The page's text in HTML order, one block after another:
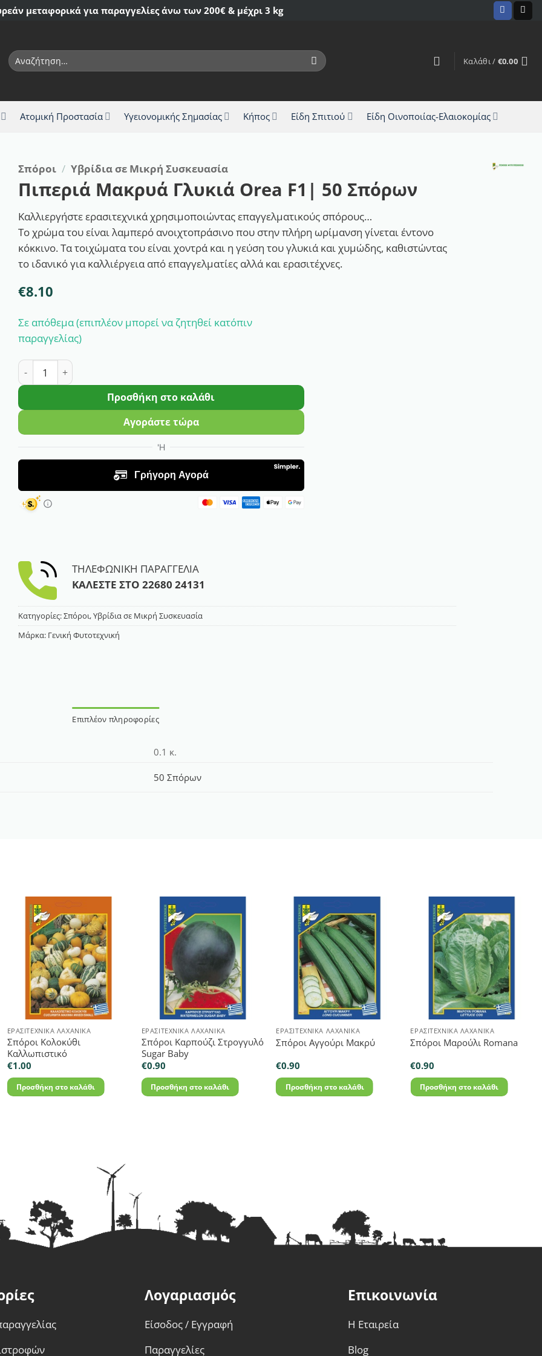
μεταφορικά για παραγγελίες άνω των 200€ & μέχρι 3 kg
Αναζήτηση
για:
Καλάθι / €0.00
Ατομική Προστασία Υγειονομικής Σημασίας Κήπος Είδη Σπιτιού Είδη Οινοποιίας-Ελαιοκομίας
Σπόροι / Υβρίδια σε Μικρή Συσκευασία
Πιπεριά Μακρυά Γλυκιά Orea F1| 50 Σπόρων
Καλλιεργήστε ερασιτεχνικά χρησιμοποιώντας επαγγελματικούς σπόρους…
Το χρώμα του είναι λαμπερό ανοιχτοπράσινο που στην πλήρη ωρίμανση γίνεται έντονο
κόκκινο. Τα τοιχώματα του είναι χοντρά και η γεύση του γλυκιά και χυμώδης, καθιστώντας
το ιδανικό για καλλιέργεια από επαγγελματίες αλλά και ερασιτέχνες.
€8.10
Σε απόθεμα (επιπλέον μπορεί να ζητηθεί κατόπιν
παραγγελίας)
Πιπεριά Μακρυά Γλυκιά Orea F1| 50 Σπόρων ποσότητα
Προσθήκη στο καλάθι
Αγοράστε τώρα
ΤΗΛΕΦΩΝΙΚΗ ΠΑΡΑΓΓΕΛΙΑ
ΚΑΛΕΣΤΕ ΣΤΟ22680 24131
Κατηγορίες:Σπόροι,Υβρίδια σε Μικρή Συσκευασία
Μάρκα: Γενική Φυτοτεχνική
Επιπλέον πληροφορίες
0.1 κ.
50 Σπόρων
ΕΡΑΣΙΤΕΧΝΙΚΆ ΛΑΧΑΝΙΚΆ
Σπόροι Κολοκύθι
Καλλωπιστικό
€1.00
Προσθήκη στο καλάθι
ΕΡΑΣΙΤΕΧΝΙΚΆ ΛΑΧΑΝΙΚΆ
Σπόροι Καρπούζι Στρογγυλό
Sugar Baby
€0.90
Προσθήκη στο καλάθι
ΕΡΑΣΙΤΕΧΝΙΚΆ ΛΑΧΑΝΙΚΆ
Σπόροι Αγγούρι Μακρύ
€0.90
Προσθήκη στο καλάθι
ΕΡΑΣΙΤΕΧΝΙΚΆ ΛΑΧΑΝΙΚΆ
Σπόροι Μαρούλι Romana
€0.90
Προσθήκη στο καλάθι
Λογαριασμός
Είσοδος / Εγγραφή
Παραγγελίες
Επικοινωνία
Η Εταιρεία
Blog